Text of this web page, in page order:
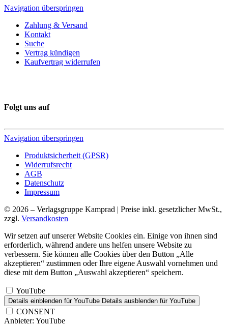
Navigation überspringen
Zahlung & Versand
Kontakt
Suche
Vertrag kündigen
Kaufvertrag widerrufen
Folgt uns auf
Navigation überspringen
Produktsicherheit (GPSR)
Widerrufsrecht
AGB
Datenschutz
Impressum
© 2026 – Verlagsgruppe Kamprad | Preise inkl. gesetzlicher MwSt.,
zzgl. Versandkosten
Wir setzen auf unserer Website Cookies ein. Einige von ihnen sind
erforderlich, während andere uns helfen unsere Website zu
verbessern. Sie können alle Cookies über den Button „Alle
akzeptieren“ zustimmen oder Ihre eigene Auswahl vornehmen und
diese mit dem Button „Auswahl akzeptieren“ speichern.
YouTube
Details einblenden für YouTube Details ausblenden für YouTube
CONSENT
Anbieter: YouTube